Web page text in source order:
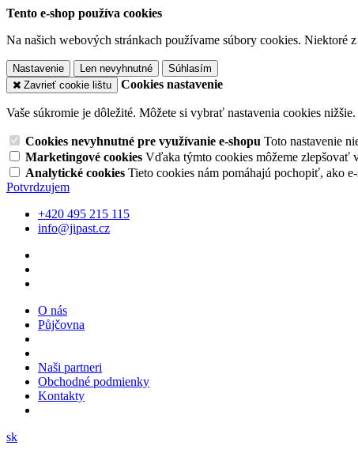
Tento e-shop používa cookies
Na našich webových stránkach používame súbory cookies.
Nastavenie Len nevyhnutné
Súhlasím
Zavrieť cookie lištu
Cookies nastavenie
Vaše súkromie je dôležité. Môžete si vybrať nastavenia cookies nižšie.
Cookies nevyhnutné pre využívanie e-shopu Toto nastavenie
Marketingové cookies Vďaka týmto cookies môžeme zlepšovať
Analytické cookies Tieto cookies nám pomáhajú pochopiť, ako
Potvrdzujem
+420 495 215 115
info@jipast.cz
O nás
Půjčovna
Naši partneri
Obchodné podmienky
Kontakty
sk